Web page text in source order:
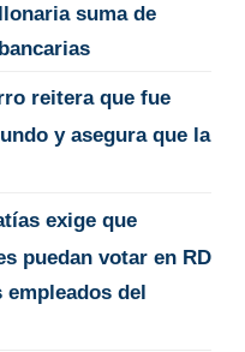
suma de
reitera que fue
y asegura que la
exige que
puedan votar en RD
del